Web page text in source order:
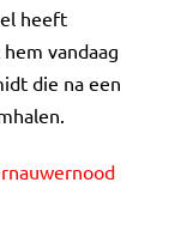
heeft
vandaag
die na een